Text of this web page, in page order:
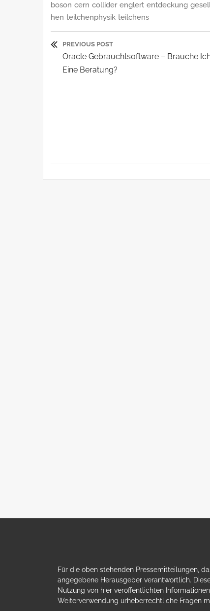
boson cern collider englert entdeckung
hen teilchenphysik teilchens
PREVIOUS POST
Previous
Post:
Oracle Gebrauchtsoftware – Brauche
Eine Beratung?
Für die oben stehenden Pressemitteilungen,
angegebene Herausgeber verantwortlich.
Nutzung von hier veröffentlichten
Weiterverwendung urheberrechtliche Fragen